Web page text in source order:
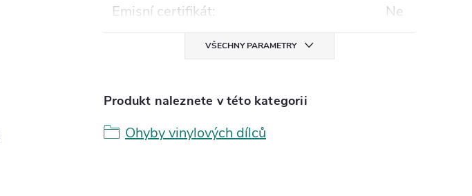
Emisní certifikát: Ne
VŠECHNY PARAMETRY
Produkt naleznete v této kategorii
Ohyby vinylových dílců